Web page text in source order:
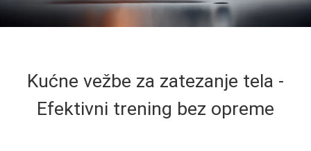
Kućne vežbe za zatezanje tela -
Efektivni trening bez opreme